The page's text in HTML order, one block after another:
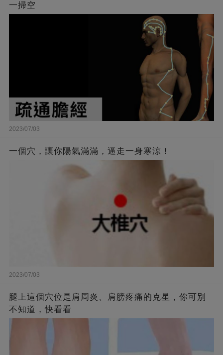
一掃空
2023/07/03
一個穴，讓你陽氣滿滿，逼走一身寒涼！
2023/07/03
腿上這個穴位是肩周炎、肩膀疼痛的克星，你可別
不知道，快看看